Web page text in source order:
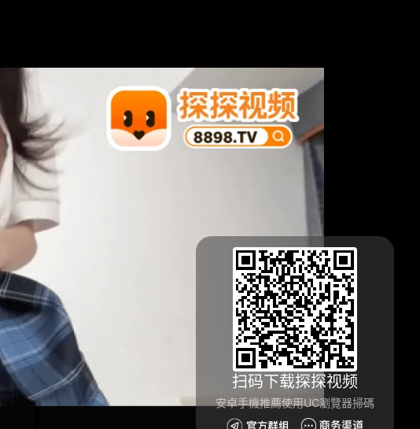
扫码下载探探视频
安卓手機推薦使用UC瀏覽器掃碼